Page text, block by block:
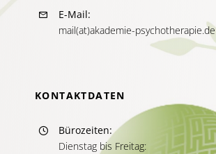
E-Mail:
mail(at)akademie-psychotherapie.de
KONTAKTDATEN
Bürozeiten:
Dienstag bis Freitag: